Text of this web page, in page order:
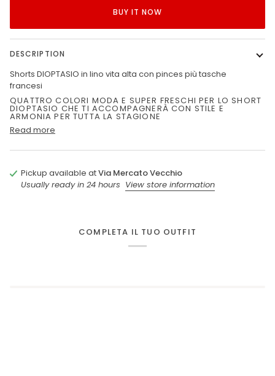
BUY IT NOW
DESCRIPTION
Shorts DIOPTASIO in lino vita alta con pinces più tasche
francesi
QUATTRO COLORI MODA E SUPER FRESCHI PER LO SHORT
DIOPTASIO CHE TI ACCOMPAGNERÀ CON STILE E
ARMONIA PER TUTTA LA STAGIONE
Read more
Pickup available atVia Mercato Vecchio
Usually ready in 24 hours View store information
COMPLETA IL TUO OUTFIT